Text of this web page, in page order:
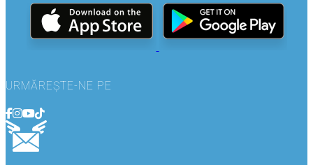
URMĂREȘTE-NE PE